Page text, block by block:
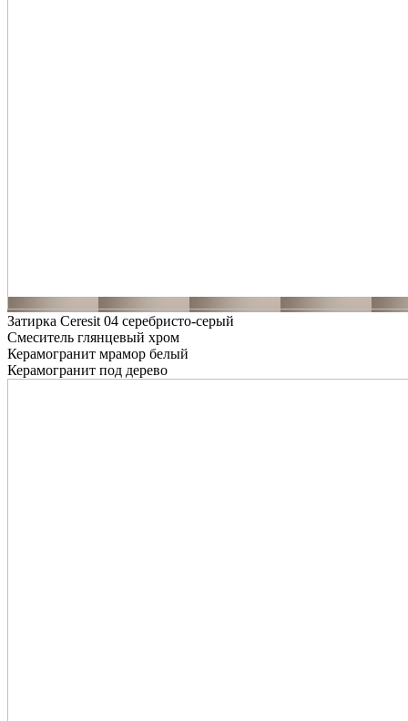
Затирка Ceresit 04 серебристо-серый
Смеситель глянцевый хром
Керамогранит мрамор белый
Керамогранит под дерево